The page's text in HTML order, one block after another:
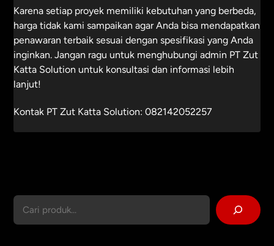
Karena setiap proyek memiliki kebutuhan yang berbeda,
harga tidak kami sampaikan agar Anda bisa mendapatkan
penawaran terbaik sesuai dengan spesifikasi yang Anda
inginkan. Jangan ragu untuk menghubungi admin PT Zut
Katta Solution untuk konsultasi dan informasi lebih
lanjut!
Kontak PT Zut Katta Solution:082142052257
Cari